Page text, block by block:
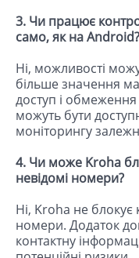
3. Чи працює
само, як на Android?
Ні, можливості
більше значення
доступ і обмеження
можуть бути
моніторингу
4. Чи може Kroha
невідомі номери?
Ні, Kroha не блокує
номери. Додаток
контактну